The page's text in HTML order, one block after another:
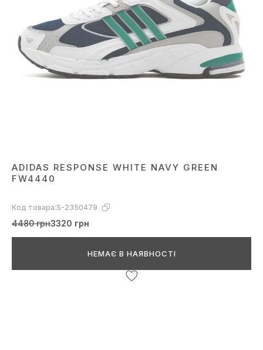
ADIDAS RESPONSE WHITE NAVY GREEN
FW4440
Код товара:S-2350479
4480 грн3320 грн
НЕМАЄ В НАЯВНОСТІ